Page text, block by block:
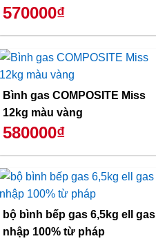
570000₫
Bình gas COMPOSITE Miss
12kg màu vàng
580000₫
bộ bình bếp gas 6,5kg ell gas
nhập 100% từ pháp